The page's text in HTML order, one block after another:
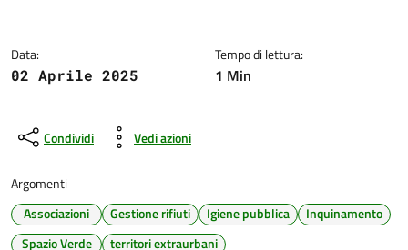
Data:
02 Aprile 2025
Tempo di lettura:
1 Min
Condividi Vedi azioni
Argomenti
Associazioni
Gestione rifiuti Igiene pubblica
Inquinamento
Spazio Verde
territori extraurbani